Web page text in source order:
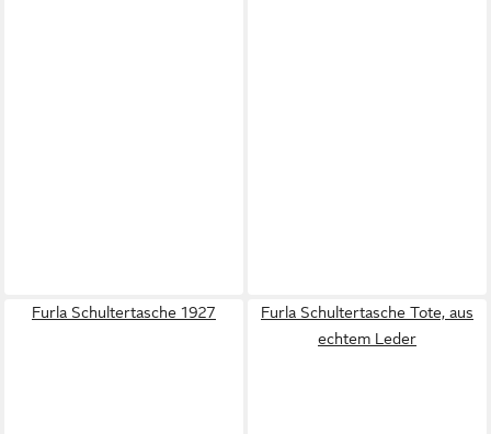
Furla Schultertasche 1927
Furla Schultertasche Tote, aus
echtem Leder